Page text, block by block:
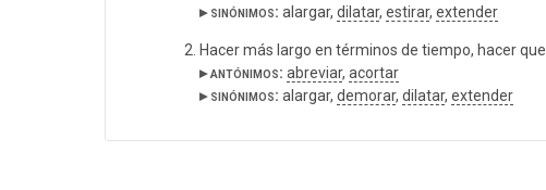
▸ sinónimos: alargar, dilatar, estirar, extender
Hacer más largo en términos de tiempo, hacer que
▸ antónimos: abreviar, acortar
▸ sinónimos: alargar, demorar, dilatar, extender